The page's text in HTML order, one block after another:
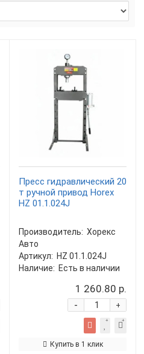
Пресс гидравлический 20
т ручной привод Horex
HZ 01.1.024J
Производитель: Хорекс
Авто
Артикул: HZ 01.1.024J
Наличие: Есть в наличии
1 260.80 р.
+
-
Купить в 1 клик